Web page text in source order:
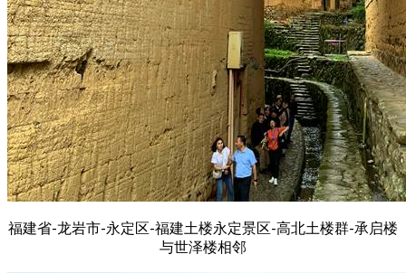
福建省-龙岩市-永定区-福建土楼永定景区-高北土楼群-承启楼
与世泽楼相邻